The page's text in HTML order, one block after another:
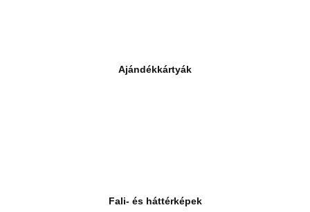
Ajándékkártyák
Fali- és háttérképek